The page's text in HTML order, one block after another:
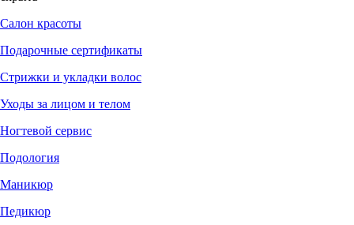
Салон красоты
Подарочные сертификаты
Стрижки и укладки волос
Уходы за лицом и телом
Ногтевой сервис
Подология
Маникюр
Педикюр